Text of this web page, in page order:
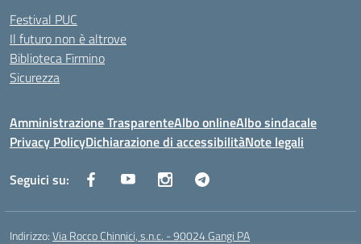
Festival PUC
Il futuro non è altrove
Biblioteca Firmino
Sicurezza
Amministrazione TrasparenteAlbo onlineAlbo sindacale
Privacy PolicyDichiarazione di accessibilitàNote legali
Seguici su:
Indirizzo:Via Rocco Chinnici, s.n.c. - 90024 Gangi PA